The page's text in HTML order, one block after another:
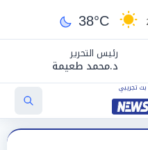
38°C
رئيس التحرير
د.محمد طعيمة